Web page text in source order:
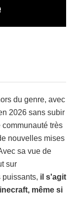
du genre, avec
2026 sans subir
très
nouvelles mises
sa vue de
sur
puissants, il s'agit
même si